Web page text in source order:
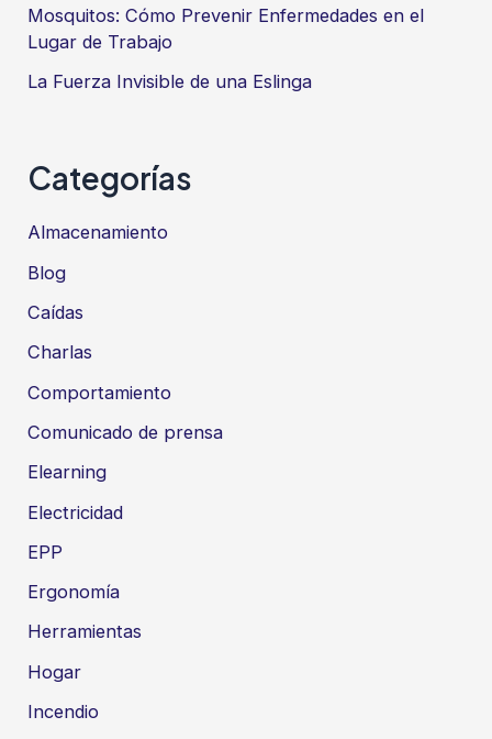
Mosquitos: Cómo Prevenir Enfermedades en el
Lugar de Trabajo
La Fuerza Invisible de una Eslinga
Categorías
Almacenamiento
Blog
Caídas
Charlas
Comportamiento
Comunicado de prensa
Elearning
Electricidad
EPP
Ergonomía
Herramientas
Hogar
Incendio